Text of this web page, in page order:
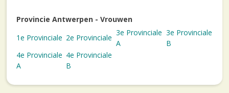
Provincie Antwerpen - Vrouwen
1e Provinciale 2e Provinciale
3e Provinciale
A
3e Provinciale
B
4e Provinciale
A
4e Provinciale
B